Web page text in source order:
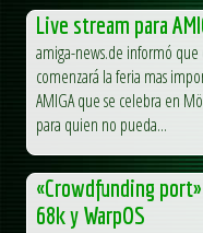
Live stream para
amiga-news.de informó que
comenzará la feria mas
AMIGA que se celebra en
para quien no pueda...
«Crowdfunding port»
68k y WarpOS